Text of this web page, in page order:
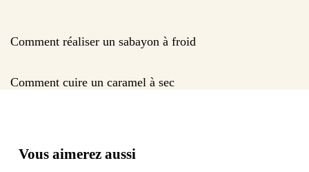
Comment réaliser un sabayon à froid
Comment cuire un caramel à sec
Vous aimerez aussi